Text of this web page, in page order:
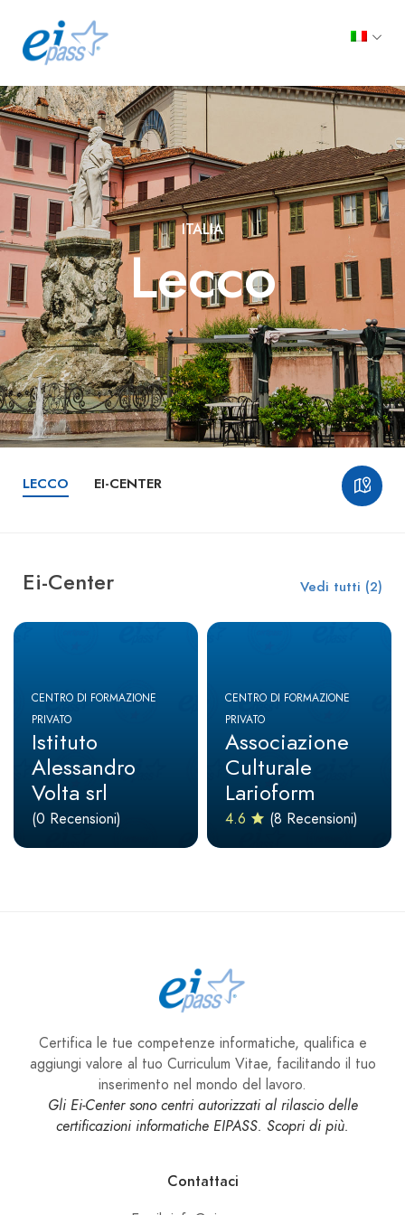
ITALIA
Lecco
LECCO EI-CENTER
Ei-Center Vedi tutti (2)
CENTRO DI FORMAZIONE
PRIVATO
Istituto
Alessandro
Volta srl
(0 Recensioni)
CENTRO DI FORMAZIONE
PRIVATO
Associazione
Culturale
Larioform
4.6 (8 Recensioni)
Certifica le tue competenze informatiche, qualifica e
aggiungi valore al tuo Curriculum Vitae, facilitando il tuo
inserimento nel mondo del lavoro.
Gli Ei-Center sono centri autorizzati al rilascio delle
certificazioni informatiche EIPASS. Scopri di più.
Contattaci